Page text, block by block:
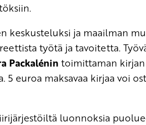
keskusteluksi ja maailman
työtä ja tavoitetta.
Packalénin toimittaman kirjan
euroa maksavaa kirjaa voi
luonnoksia